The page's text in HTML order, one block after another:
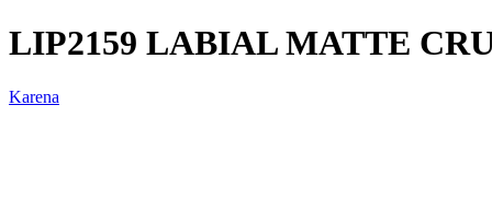
LIP2159 LABIAL MATTE
Karena